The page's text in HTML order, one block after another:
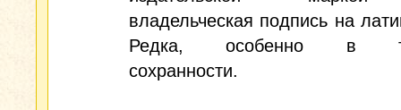
владельческая подпись на
Редка, особенно в
сохранности.